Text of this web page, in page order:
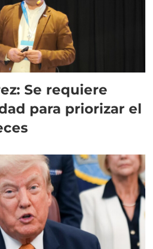
Se requiere
para priorizar el